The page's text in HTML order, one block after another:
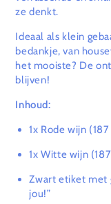
ze denkt.
Ideaal als klein
bedankje, van
het mooiste? De
blijven!
Inhoud:
1x Rode wijn
1x Witte wijn
Zwart etiket met
jou!”